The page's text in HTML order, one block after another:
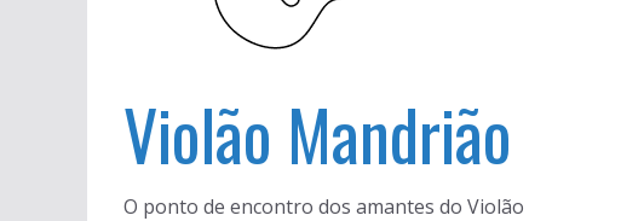
Violão Mandrião
O ponto de encontro dos amantes do Violão